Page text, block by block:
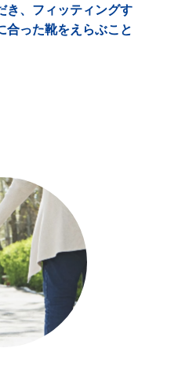
き、フィッティングす
合った靴をえらぶこと